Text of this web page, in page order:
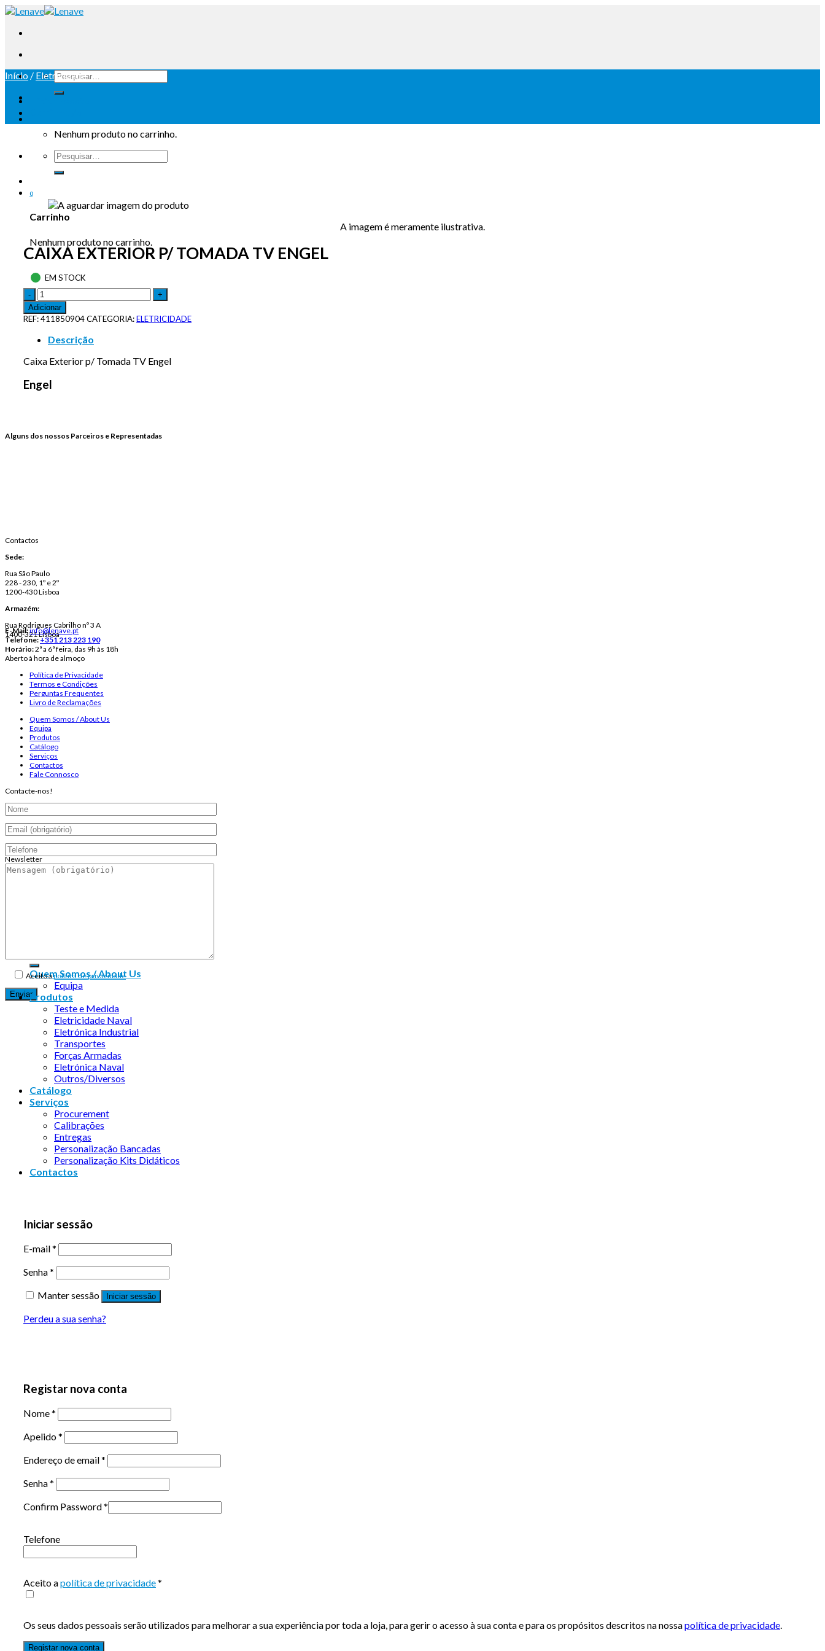
Nenhum produto no carrinho.
0
Carrinho
Nenhum produto no carrinho.
Início / Eletricidade
A imagem é meramente ilustrativa.
CAIXA EXTERIOR P/ TOMADA TV ENGEL
EM STOCK
Adicionar
REF:411850904CATEGORIA:ELETRICIDADE
Descrição
Caixa Exterior p/ Tomada TV Engel
Engel
Alguns dos nossos Parceiros e Representadas
Contactos
Sede:
Rua São Paulo
228 - 230, 1º e 2º
1200-430 Lisboa
Armazém:
Rua Rodrigues Cabrilho nº 3 A
1400-321 Lisboa
E-Mail:info@lenave.pt
Telefone:+351 213 223 190
Horário:2ª a 6ª feira, das 9h às 18h
Aberto à hora de almoço
Política de Privacidade
Termos e Condições
Perguntas Frequentes
Livro de Reclamações
Quem Somos / About Us
Equipa
Produtos
Catálogo
Serviços
Contactos
Fale Connosco
Contacte-nos!
Aceito apolítica de privacidade
Newsletter
Endereço de email:
Quem Somos / About Us
Equipa
Produtos
Teste e Medida
Eletricidade Naval
Eletrónica Industrial
Transportes
Forças Armadas
Eletrónica Naval
Outros/Diversos
Catálogo
Serviços
Procurement
Calibrações
Entregas
Personalização Bancadas
Personalização Kits Didáticos
Contactos
Iniciar sessão
E-mail*
Senha*
Manter sessão
Iniciar sessão
Perdeu a sua senha?
Registar nova conta
Nome*
Apelido*
Endereço de email*
Senha*
Confirm Password*
Telefone
Aceito apolítica de privacidade*
Os seus dados pessoais serão utilizados para melhorar a sua experiência por toda a loja, para gerir o acesso à sua conta e para os propósitos descritos na nossapolítica de privacidade.
Registar nova conta